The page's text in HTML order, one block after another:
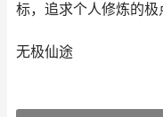
标，追求个人修炼的极
无极仙途